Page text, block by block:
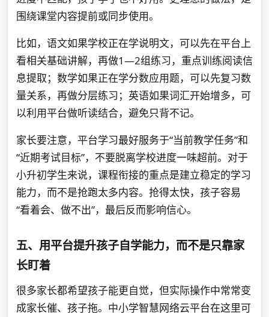
围绕课堂内容提前或同步使用。
比如，语文如果学校正在学说明文，可以先在平台上
看相关基础讲解，再做1—2组练习，重点训练阅读信
息提取；数学如果正在学分数应用题，可以先复习数
量关系，再做分层练习；英语如果词汇开始增多，可
以利用平台做听读结合，避免只背不记。
家长要注意，平台学习最好服务于“当前教学任务”和
“近期考试目标”，不要脱离学校进度一味超前。对于
小升初学生来说，课程衔接的重点是建立稳定的学习
能力，而不是抢跑太多内容。抢得太快，孩子容易
“看着会、做不出”，最后反而影响信心。
五、用平台提升孩子自学能力，而不是只靠家
长盯着
很多家长都希望孩子能更自觉，但实际操作中常常变
成家长催、孩子拖。中小学智慧网络云平台在这里可